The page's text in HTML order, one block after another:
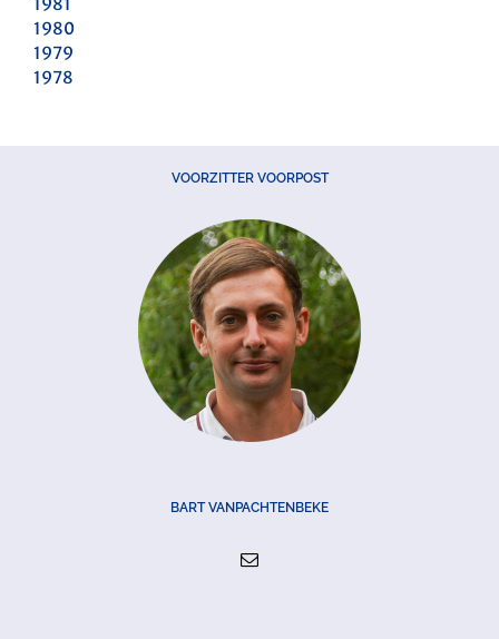
1980
1979
1978
VOORZITTER VOORPOST
BART VANPACHTENBEKE